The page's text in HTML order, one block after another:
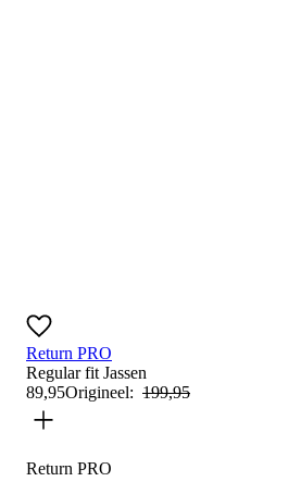
Return PRO
Regular fitJassen
89,95Origineel: 199,95
Return PRO